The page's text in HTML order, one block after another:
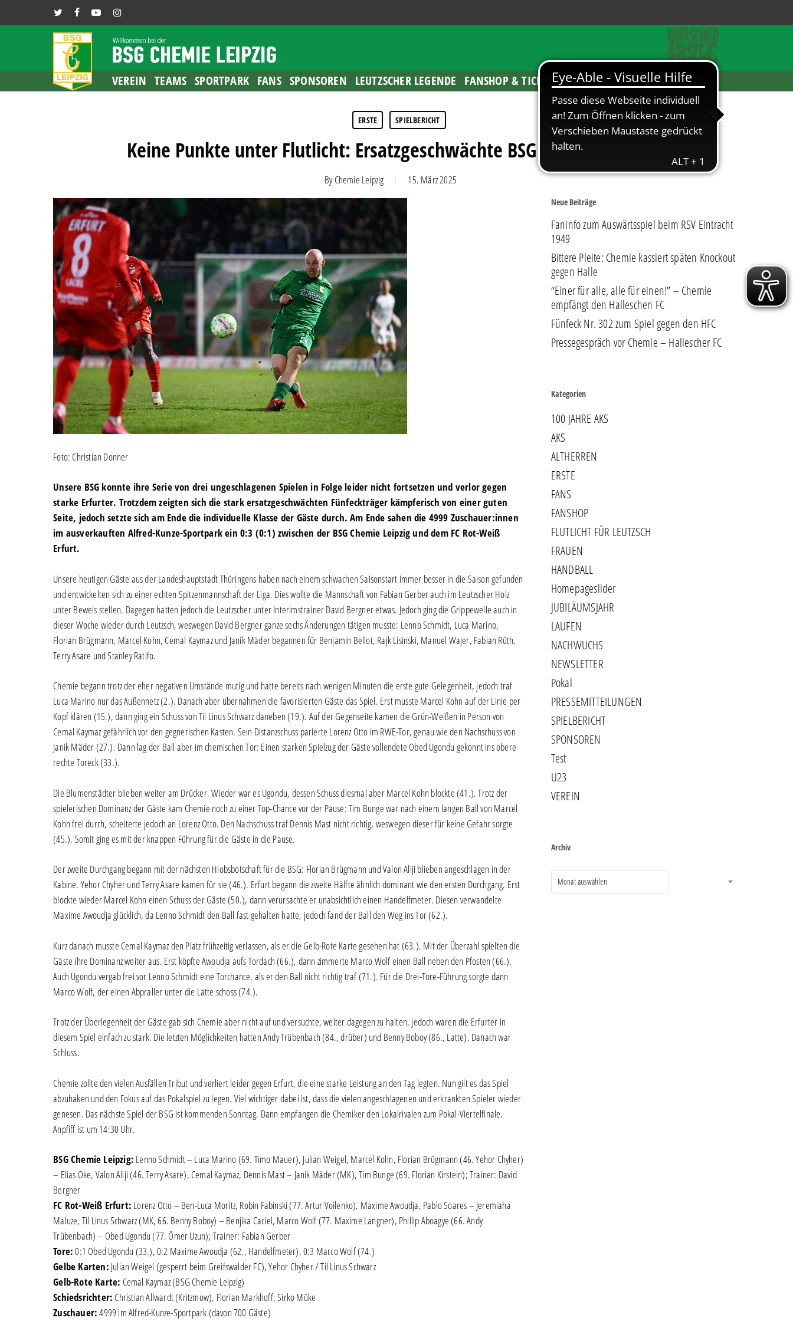
to
TWITTERFACEBOOKYOUTUBEINSTAGRAM
VEREIN TEAMS SPORTPARK FANS SPONSOREN LEUTZSCHER LEGENDE FANSHOP & TICKETS
ERSTE SPIELBERICHT
Keine Punkte unter Flutlicht: Ersatzgeschwächte BSG unterliegt Erfurt
By Chemie Leipzig 15. März 2025
Foto: Christian Donner
Unsere BSG konnte ihre Serie von drei ungeschlagenen Spielen in Folge leider nicht fortsetzen und verlor gegen
starke Erfurter. Trotzdem zeigten sich die stark ersatzgeschwächten Fünfeckträger kämpferisch von einer guten
Seite, jedoch setzte sich am Ende die individuelle Klasse der Gäste durch. Am Ende sahen die 4999 Zuschauer:innen
im ausverkauften Alfred-Kunze-Sportpark ein 0:3 (0:1) zwischen der BSG Chemie Leipzig und dem FC Rot-Weiß
Erfurt.
Unsere heutigen Gäste aus der Landeshauptstadt Thüringens haben nach einem schwachen Saisonstart immer besser in die Saison gefunden
und entwickelten sich zu einer echten Spitzenmannschaft der Liga. Dies wollte die Mannschaft von Fabian Gerber auch im Leutzscher Holz
unter Beweis stellen. Dagegen hatten jedoch die Leutzscher unter Interimstrainer David Bergner etwas. Jedoch ging die Grippewelle auch in
dieser Woche wieder durch Leutzsch, weswegen David Bergner ganze sechs Änderungen tätigen musste: Lenno Schmidt, Luca Marino,
Florian Brügmann, Marcel Kohn, Cemal Kaymaz und Janik Mäder begannen für Benjamin Bellot, Rajk Lisinski, Manuel Wajer, Fabian Rüth,
Terry Asare und Stanley Ratifo.
Chemie begann trotz der eher negativen Umstände mutig und hatte bereits nach wenigen Minuten die erste gute Gelegenheit, jedoch traf
Luca Marino nur das Außennetz (2.). Danach aber übernahmen die favorisierten Gäste das Spiel. Erst musste Marcel Kohn auf der Linie per
Kopf klären (15.), dann ging ein Schuss von Til Linus Schwarz daneben (19.). Auf der Gegenseite kamen die Grün-Weißen in Person von
Cemal Kaymaz gefährlich vor den gegnerischen Kasten. Sein Distanzschuss parierte Lorenz Otto im RWE-Tor, genau wie den Nachschuss von
Janik Mäder (27.). Dann lag der Ball aber im chemischen Tor: Einen starken Spielzug der Gäste vollendete Obed Ugondu gekonnt ins obere
rechte Toreck (33.).
Die Blumenstädter blieben weiter am Drücker. Wieder war es Ugondu, dessen Schuss diesmal aber Marcel Kohn blockte (41.). Trotz der
spielerischen Dominanz der Gäste kam Chemie noch zu einer Top-Chance vor der Pause: Tim Bunge war nach einem langen Ball von Marcel
Kohn frei durch, scheiterte jedoch an Lorenz Otto. Den Nachschuss traf Dennis Mast nicht richtig, weswegen dieser für keine Gefahr sorgte
(45.). Somit ging es mit der knappen Führung für die Gäste in die Pause.
Der zweite Durchgang begann mit der nächsten Hiobsbotschaft für die BSG: Florian Brügmann und Valon Aliji blieben angeschlagen in der
Kabine. Yehor Chyher und Terry Asare kamen für sie (46.). Erfurt begann die zweite Hälfte ähnlich dominant wie den ersten Durchgang. Erst
blockte wieder Marcel Kohn einen Schuss der Gäste (50.), dann verursachte er unabsichtlich einen Handelfmeter. Diesen verwandelte
Maxime Awoudja glücklich, da Lenno Schmidt den Ball fast gehalten hatte, jedoch fand der Ball den Weg ins Tor (62.).
Kurz danach musste Cemal Kaymaz den Platz frühzeitig verlassen, als er die Gelb-Rote Karte gesehen hat (63.). Mit der Überzahl spielten die
Gäste ihre Dominanz weiter aus. Erst köpfte Awoudja aufs Tordach (66.), dann zimmerte Marco Wolf einen Ball neben den Pfosten (66.).
Auch Ugondu vergab frei vor Lenno Schmidt eine Torchance, als er den Ball nicht richtig traf (71.). Für die Drei-Tore-Führung sorgte dann
Marco Wolf, der einen Abpraller unter die Latte schoss (74.).
Trotz der Überlegenheit der Gäste gab sich Chemie aber nicht auf und versuchte, weiter dagegen zu halten, jedoch waren die Erfurter in
diesem Spiel einfach zu stark. Die letzten Möglichkeiten hatten Andy Trübenbach (84., drüber) und Benny Boboy (86., Latte). Danach war
Schluss.
Chemie zollte den vielen Ausfällen Tribut und verliert leider gegen Erfurt, die eine starke Leistung an den Tag legten. Nun gilt es das Spiel
abzuhaken und den Fokus auf das Pokalspiel zu legen. Viel wichtiger dabei ist, dass die vielen angeschlagenen und erkrankten Spieler wieder
genesen. Das nächste Spiel der BSG ist kommenden Sonntag. Dann empfangen die Chemiker den Lokalrivalen zum Pokal-Viertelfinale.
Anpfiff ist um 14:30 Uhr.
BSG Chemie Leipzig: Lenno Schmidt – Luca Marino (69. Timo Mauer), Julian Weigel, Marcel Kohn, Florian Brügmann (46. Yehor Chyher)
– Elias Oke, Valon Aliji (46. Terry Asare), Cemal Kaymaz, Dennis Mast – Janik Mäder (MK), Tim Bunge (69. Florian Kirstein); Trainer: David
Bergner
FC Rot-Weiß Erfurt: Lorenz Otto – Ben-Luca Moritz, Robin Fabinski (77. Artur Voilenko), Maxime Awoudja, Pablo Soares – Jeremiaha
Maluze, Til Linus Schwarz (MK, 66. Benny Boboy) – Benjika Caciel, Marco Wolf (77. Maxime Langner), Phillip Aboagye (66. Andy
Trübenbach) – Obed Ugondu (77. Ömer Uzun); Trainer: Fabian Gerber
Tore:0:1 Obed Ugondu (33.), 0:2 Maxime Awoudja (62., Handelfmeter), 0:3 Marco Wolf (74.)
Gelbe Karten: Julian Weigel (gesperrt beim Greifswalder FC), Yehor Chyher / Til Linus Schwarz
Gelb-Rote Karte: Cemal Kaymaz (BSG Chemie Leipzig)
Schiedsrichter: Christian Allwardt (Kritzmow), Florian Markhoff, Sirko Müke
Zuschauer:4999 im Alfred-Kunze-Sportpark (davon 700 Gäste)
Neue Beiträge
Faninfo zum Auswärtsspiel beim RSV Eintracht
1949
Bittere Pleite: Chemie kassiert späten Knockout
gegen Halle
“Einer für alle, alle für einen!” – Chemie
empfängt den Halleschen FC
Fünfeck Nr. 302 zum Spiel gegen den HFC
Pressegespräch vor Chemie – Hallescher FC
Kategorien
100 JAHRE AKS
AKS
ALTHERREN
ERSTE
FANS
FANSHOP
FLUTLICHT FÜR LEUTZSCH
FRAUEN
HANDBALL
Homepageslider
JUBILÄUMSJAHR
LAUFEN
NACHWUCHS
NEWSLETTER
Pokal
PRESSEMITTEILUNGEN
SPIELBERICHT
SPONSOREN
Test
U23
VEREIN
Archiv
Monat auswählen